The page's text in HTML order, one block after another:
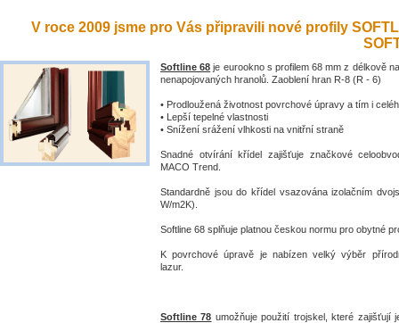
V roce 2009 jsme pro Vás připravili nové profily
Softline 68 je eurookno s profilem 68 mm z délkově
nenapojovaných hranolů. Zaoblení hran R-8 (R - 6)
• Prodloužená životnost povrchové úpravy a tím i
• Lepší tepelné vlastnosti
• Snížení srážení vlhkosti na vnitřní straně
Snadné otvírání křídel zajišťuje značkové
MACO Trend.
Standardně jsou do křídel vsazována izolačním
W/m2K).
Softline 68 splňuje platnou českou normu pro obytné
K povrchové úpravě je nabízen velký výběr
lazur.
Softline 78 umožňuje použití trojskel, které zajišťují